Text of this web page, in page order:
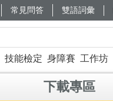
常見問答 雙語詞彙
技能檢定 身障賽 工作坊
下載專區